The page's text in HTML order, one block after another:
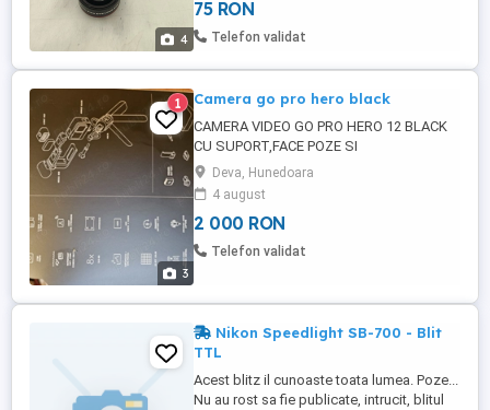
4
Galaxy plus alte modele de telefoane
75 RON
Telefon validat
3
1 Camera go pro hero black
CAMERA VIDEO GO PRO HERO 12 BLACK
CU SUPORT,FACE POZE SI
INREG.VIDEO,AMANUNTE IN POZA
ATASAT,ARE HUSA
Deva, Hunedoara
4 august
2 000 RON
Telefon validat
Nikon Speedlight SB-700 - Blit
TTL
Acest blitz il cunoaste toata lumea. Poze...
Nu au rost sa fie publicate, intrucit, blitul